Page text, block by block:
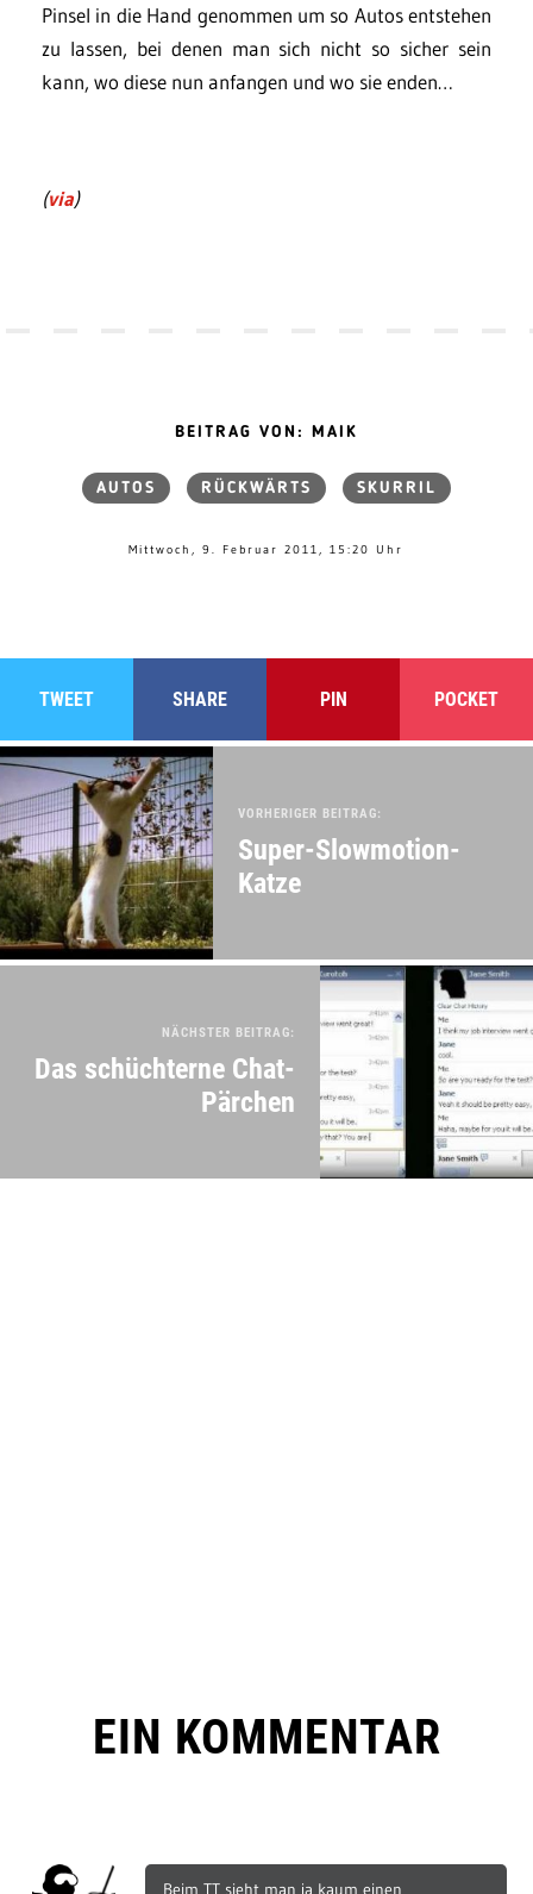
Pinsel in die Hand genommen um so Autos entstehen
zu lassen, bei denen man sich nicht so sicher sein
kann, wo diese nun anfangen und wo sie enden…
(via)
BEITRAG VON: MAIK
AUTOS RÜCKWÄRTS SKURRIL
Mittwoch, 9. Februar 2011, 15:20 Uhr
TWEET SHARE PIN POCKET
VORHERIGER BEITRAG:
Super-Slowmotion-
Katze
NÄCHSTER BEITRAG:
Das schüchterne Chat-
Pärchen
EIN KOMMENTAR
Beim TT sieht man ja kaum einen